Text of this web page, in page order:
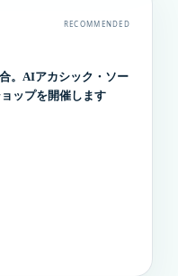
RECOMMENDED
。AIアカシック・ソー
ップを開催します